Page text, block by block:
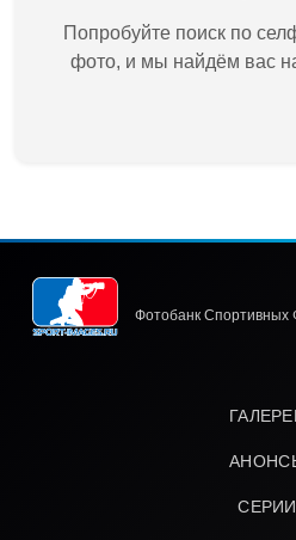
Попробуйте поиск по
фото, и мы найдём вас
Фотобанк Спортивных
СЕРИИ